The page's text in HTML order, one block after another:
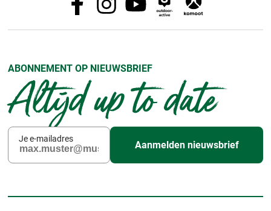
ABONNEMENT OP NIEUWSBRIEF
Altijd up to date
Je e-mailadres
Aanmelden nieuwsbrief